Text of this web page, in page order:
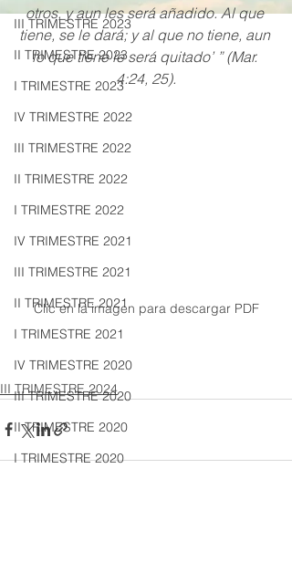
III TRIMESTRE 2023
II TRIMESTRE 2023
I TRIMESTRE 2023
IV TRIMESTRE 2022
III TRIMESTRE 2022
II TRIMESTRE 2022
I TRIMESTRE 2022
IV TRIMESTRE 2021
III TRIMESTRE 2021
II TRIMESTRE 2021
I TRIMESTRE 2021
IV TRIMESTRE 2020
III TRIMESTRE 2020
II TRIMESTRE 2020
I TRIMESTRE 2020
otros, y aun les será añadido. Al que
tiene, se le dará; y al que no tiene, aun
lo que tiene le será quitado’ ” (Mar.
4:24, 25).
Clic en la imagen para descargar PDF
III TRIMESTRE 2024